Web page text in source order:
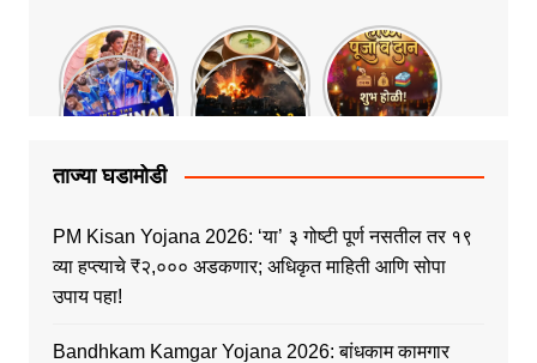
ताज्या घडामोडी
PM Kisan Yojana 2026: ‘या’ ३ गोष्टी पूर्ण नसतील तर १९
व्या हप्त्याचे ₹२,००० अडकणार; अधिकृत माहिती आणि सोपा
उपाय पहा!
Bandhkam Kamgar Yojana 2026: बांधकाम कामगार